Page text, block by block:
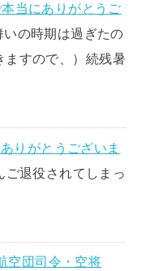
当にありがとうご
いの時期は過ぎたの
ますので、）続残暑
りがとうございま
退役されてしまっ
空団司令・空将